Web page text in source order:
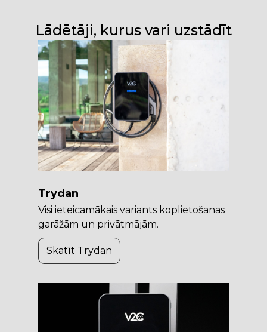
Lādētāji, kurus vari uzstādīt
Trydan
Visi ieteicamākais variants koplietošanas
garāžām un privātmājām.
Skatīt Trydan